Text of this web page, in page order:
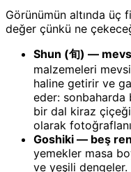
Görünümün altında üç
değer çünkü ne
Shun (旬) —
malzemeleri
haline getirir ve
eder: sonbaharda
bir dal kiraz
olarak
Goshiki — beş
yemekler masa
ve yeşili